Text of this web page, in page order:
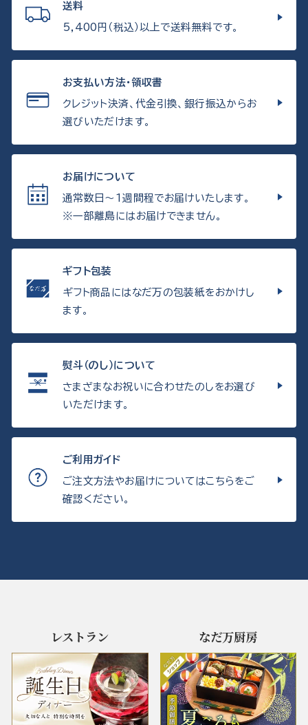
送料
5,400円（税込）以上で送料無料です。
お支払い方法・領収書
クレジット決済、代金引換、銀行振込からお
選びいただけます。
お届けについて
通常数日〜1週間程でお届けいたします。
※一部離島にはお届けできません。
ギフト包装
ギフト商品にはなだ万の包装紙をおかけし
ます。
熨斗（のし）について
さまざまなお祝いに合わせたのしをお選び
いただけます。
ご利用ガイド
ご注文方法やお届けについてはこちらをご
確認ください。
レストラン なだ万厨房